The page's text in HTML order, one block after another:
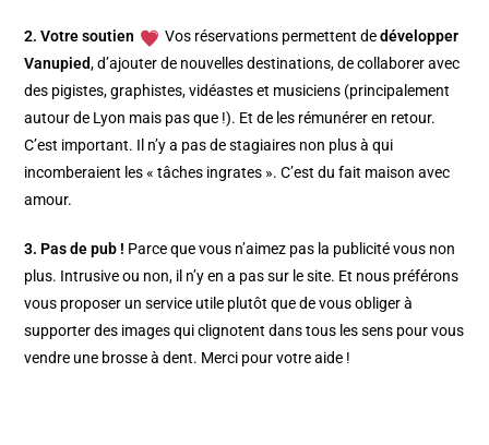
2. Votre soutien Vos réservations permettent dedévelopper
Vanupied, d’ajouter de nouvelles destinations, de collaborer avec
des pigistes, graphistes, vidéastes et musiciens (principalement
autour de Lyon mais pas que !). Et de les rémunérer en retour.
C’est important. Il n’y a pas de stagiaires non plus à qui
incomberaient les « tâches ingrates ». C’est du fait maison avec
amour.
3. Pas de pub ! Parce que vous n’aimez pas la publicité vous non
plus. Intrusive ou non, il n’y en a pas sur le site. Et nous préférons
vous proposer un service utile plutôt que de vous obliger à
supporter des images qui clignotent dans tous les sens pour vous
vendre une brosse à dent. Merci pour votre aide !